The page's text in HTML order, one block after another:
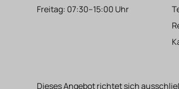
Freitag: 07:30–15:00 Uhr
Dieses Angebot richtet sich